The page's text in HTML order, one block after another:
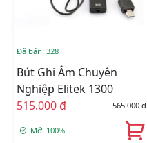
Đã bán: 328
Bút Ghi Âm Chuyên
Nghiệp Elitek 1300
515.000 đ
565.000 đ
Mới 100%